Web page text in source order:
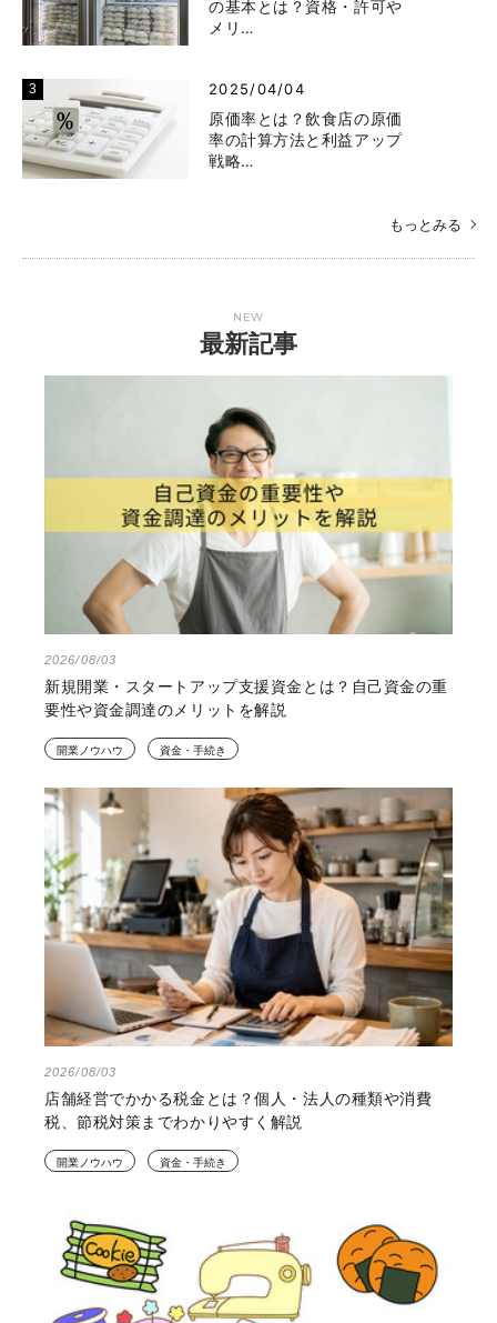
の基本とは？資格・許可や
メリ…
2025/04/04
原価率とは？飲食店の原価
率の計算方法と利益アップ
戦略…
もっとみる
NEW
最新記事
2026/08/03
新規開業・スタートアップ支援資金とは？自己資金の重
要性や資金調達のメリットを解説
開業ノウハウ 資金・手続き
2026/08/03
店舗経営でかかる税金とは？個人・法人の種類や消費
税、節税対策までわかりやすく解説
開業ノウハウ 資金・手続き